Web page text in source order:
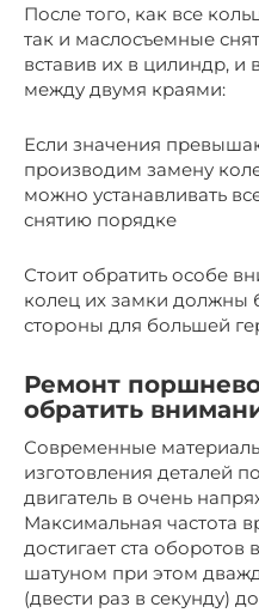
После того, как все
так и маслосъемные
вставив их в цилиндр, и
между двумя краями:
Если значения
производим замену
можно устанавливать
снятию порядке
Стоит обратить особе
колец их замки должны
стороны для большей
Ремонт
обратить
Современные
изготовления деталей
двигатель в очень
Максимальная частота
достигает ста оборотов
шатуном при этом
(двести раз в секунду)